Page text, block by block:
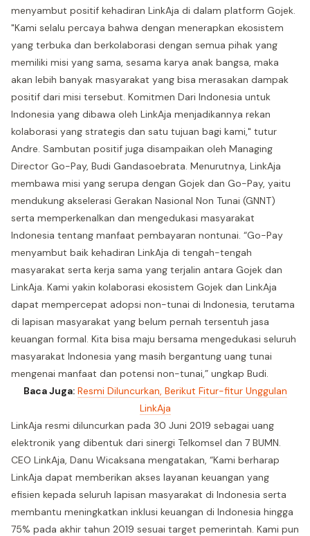
menyambut positif kehadiran LinkAja di dalam platform Gojek.
"Kami selalu percaya bahwa dengan menerapkan ekosistem
yang terbuka dan berkolaborasi dengan semua pihak yang
memiliki misi yang sama, sesama karya anak bangsa, maka
akan lebih banyak masyarakat yang bisa merasakan dampak
positif dari misi tersebut. Komitmen Dari Indonesia untuk
Indonesia yang dibawa oleh LinkAja menjadikannya rekan
kolaborasi yang strategis dan satu tujuan bagi kami," tutur
Andre. Sambutan positif juga disampaikan oleh Managing
Director Go-Pay, Budi Gandasoebrata. Menurutnya, LinkAja
membawa misi yang serupa dengan Gojek dan Go-Pay, yaitu
mendukung akselerasi Gerakan Nasional Non Tunai (GNNT)
serta memperkenalkan dan mengedukasi masyarakat
Indonesia tentang manfaat pembayaran nontunai. “Go-Pay
menyambut baik kehadiran LinkAja di tengah-tengah
masyarakat serta kerja sama yang terjalin antara Gojek dan
LinkAja. Kami yakin kolaborasi ekosistem Gojek dan LinkAja
dapat mempercepat adopsi non-tunai di Indonesia, terutama
di lapisan masyarakat yang belum pernah tersentuh jasa
keuangan formal. Kita bisa maju bersama mengedukasi seluruh
masyarakat Indonesia yang masih bergantung uang tunai
mengenai manfaat dan potensi non-tunai,” ungkap Budi.
Baca Juga: Resmi Diluncurkan, Berikut Fitur-fitur Unggulan
LinkAja
LinkAja resmi diluncurkan pada 30 Juni 2019 sebagai uang
elektronik yang dibentuk dari sinergi Telkomsel dan 7 BUMN.
CEO LinkAja, Danu Wicaksana mengatakan, “Kami berharap
LinkAja dapat memberikan akses layanan keuangan yang
efisien kepada seluruh lapisan masyarakat di Indonesia serta
membantu meningkatkan inklusi keuangan di Indonesia hingga
75% pada akhir tahun 2019 sesuai target pemerintah. Kami pun